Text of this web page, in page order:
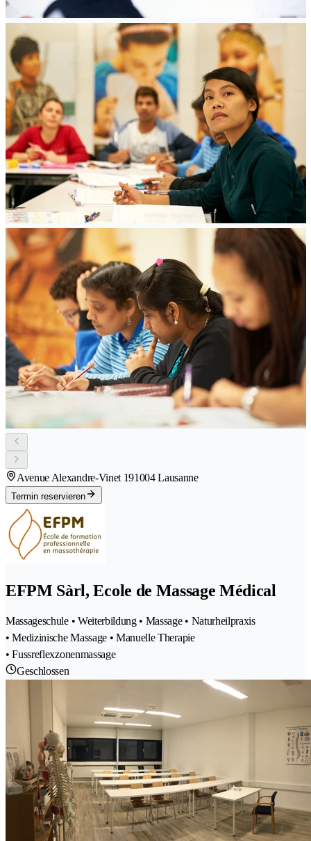
Avenue Alexandre-Vinet 191004 Lausanne
Termin reservieren
EFPM Sàrl, Ecole de Massage Médical
Massageschule • Weiterbildung • Massage • Naturheilpraxis
• Medizinische Massage • Manuelle Therapie
• Fussreflexzonenmassage
Geschlossen